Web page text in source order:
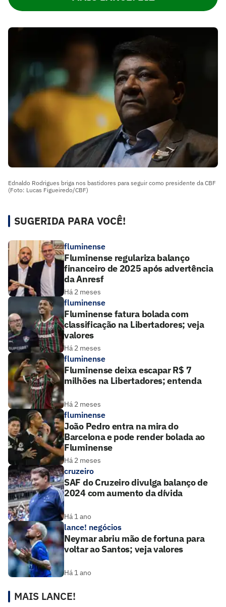
Ednaldo Rodrigues briga nos bastidores para seguir como presidente da CBF
(Foto: Lucas Figueiredo/CBF)
SUGERIDA PARA VOCÊ!
fluminense
Fluminense regulariza balanço
financeiro de 2025 após advertência
da Anresf
Há 2 meses
fluminense
Fluminense fatura bolada com
classificação na Libertadores; veja
valores
Há 2 meses
fluminense
Fluminense deixa escapar R$ 7
milhões na Libertadores; entenda
Há 2 meses
fluminense
João Pedro entra na mira do
Barcelona e pode render bolada ao
Fluminense
Há 2 meses
cruzeiro
SAF do Cruzeiro divulga balanço de
2024 com aumento da dívida
Há 1 ano
lance! negócios
Neymar abriu mão de fortuna para
voltar ao Santos; veja valores
Há 1 ano
MAIS LANCE!